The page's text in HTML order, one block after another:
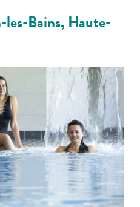
Bains, Haute-